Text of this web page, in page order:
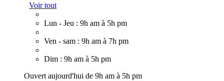
Voir tout
Lun - Jeu : 9h am à 5h pm
Ven - sam : 9h am à 7h pm
Dim : 9h am à 5h pm
Ouvert aujourd'hui de 9h am à 5h pm